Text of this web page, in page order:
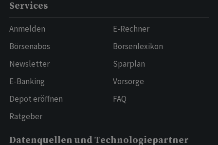
Services
Anmelden
Börsenabos
Newsletter
E-Banking
Depot eröffnen
Ratgeber
E-Rechner
Börsenlexikon
Sparplan
Vorsorge
FAQ
Datenquellen und Technologiepartner